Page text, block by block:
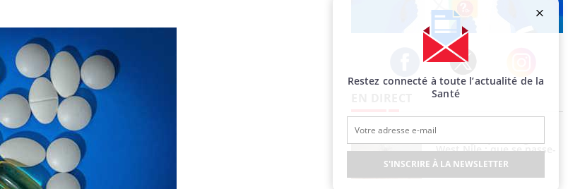
Facebook Twitter Instagram
West Nile : que se passe-
t-il dans le sud de la
France ?
Restez connecté à toute l’actualité de la
Santé
S'INSCRIRE À LA NEWSLETTER